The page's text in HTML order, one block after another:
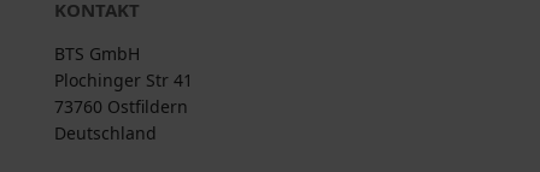
KONTAKT
BTS GmbH
Plochinger Str 41
73760 Ostfildern
Deutschland